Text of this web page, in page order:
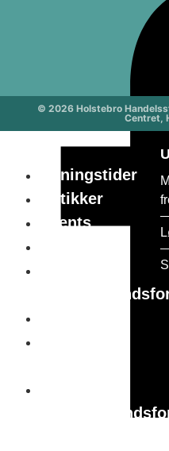
© 2026 Holstebro
Centret,
Åbningstider
Butikker
Events